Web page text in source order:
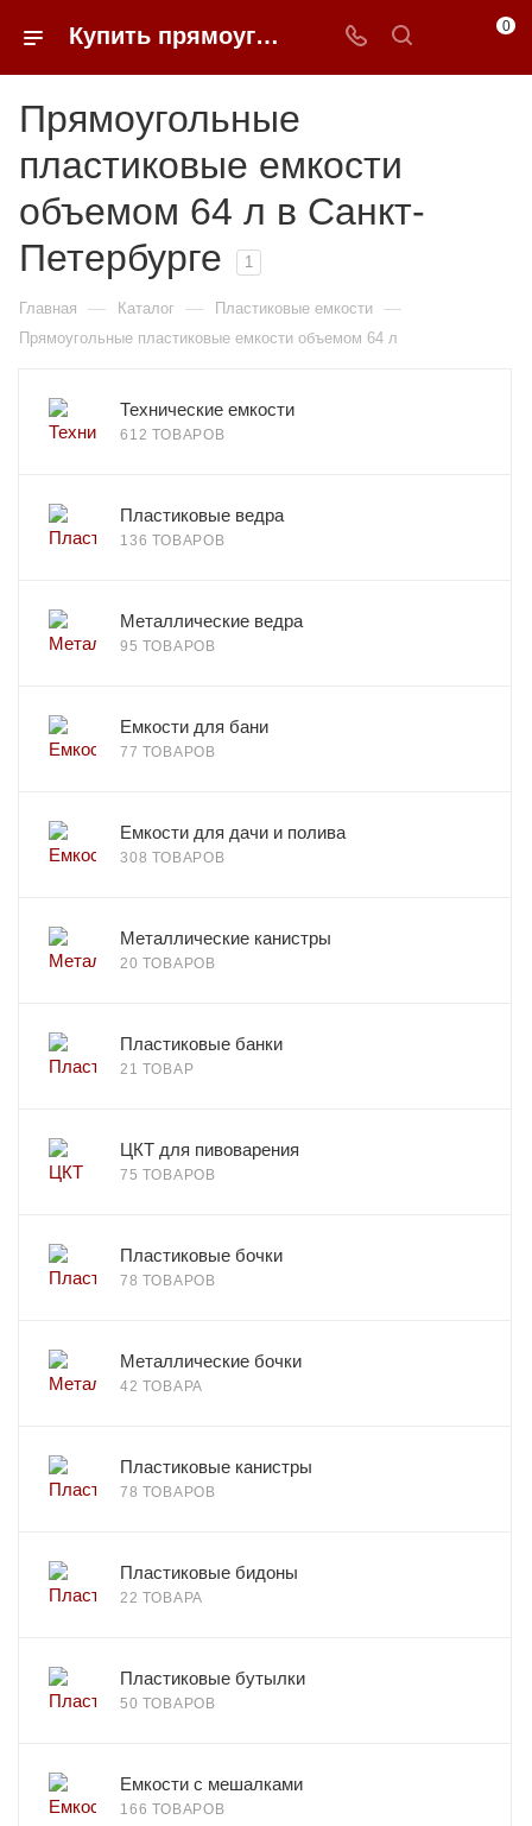
Купить прямоугольные пластиковые емкости объемом 64 л в Санкт-Петербурге | 0FFER 0
Прямоугольные
пластиковые емкости
объемом 64 л в Санкт-
Петербурге
1
Главная — Каталог — Пластиковые емкости —
Прямоугольные пластиковые емкости объемом 64 л
Технические емкости
612 ТОВАРОВ
Пластиковые ведра
136 ТОВАРОВ
Металлические ведра
95 ТОВАРОВ
Емкости для бани
77 ТОВАРОВ
Емкости для дачи и полива
308 ТОВАРОВ
Металлические канистры
20 ТОВАРОВ
Пластиковые банки
21 ТОВАР
ЦКТ для пивоварения
75 ТОВАРОВ
Пластиковые бочки
78 ТОВАРОВ
Металлические бочки
42 ТОВАРА
Пластиковые канистры
78 ТОВАРОВ
Пластиковые бидоны
22 ТОВАРА
Пластиковые бутылки
50 ТОВАРОВ
Емкости с мешалками
166 ТОВАРОВ